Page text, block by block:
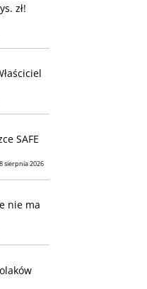
zł!
SAFE
8 sierpnia 2026
nie ma